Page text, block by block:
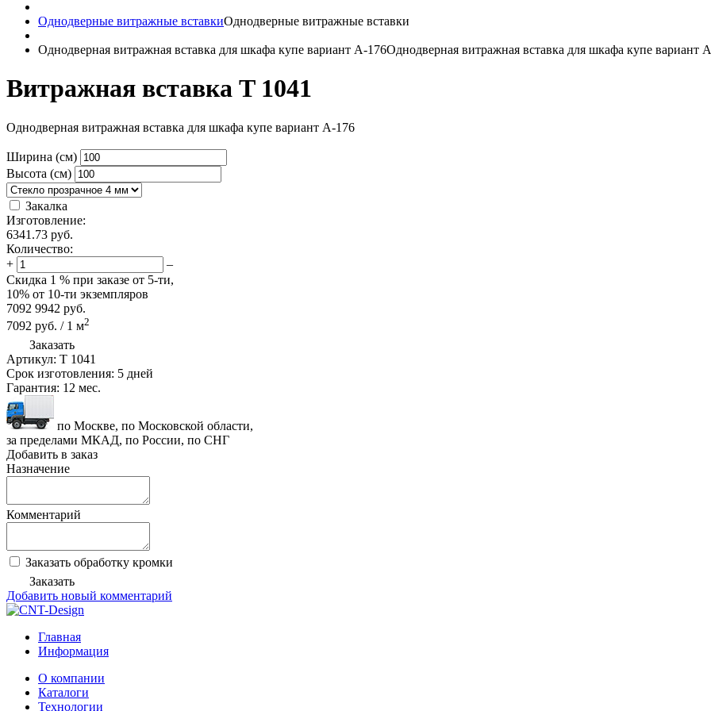
Однодверные витражные вставкиОднодверные витражные вставки
Однодверная витражная вставка для шкафа купе вариант A-176Однодверная витражная вставка для шкафа купе вариант
Витражная вставка T 1041
Однодверная витражная вставка для шкафа купе вариант A-176
Ширина (см)
Высота (см)
Закалка
Изготовление:
6341.73 руб.
Количество:
+
–
Скидка 1 % при заказе от 5-ти,
10% от 10-ти экземпляров
7092 9942 руб.
7092 руб. / 1 м2
Заказать
Артикул: T 1041
Срок изготовления: 5 дней
Гарантия: 12 мес.
по Москве, по Московской области,
за пределами МКАД, по России, по СНГ
Добавить в заказ
Назначение
Комментарий
Заказать обработку кромки
Заказать
Добавить новый комментарий
Главная
Информация
О компании
Каталоги
Технологии